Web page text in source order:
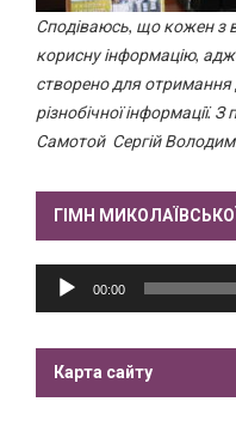
Сподіваюсь, що кожен з
корисну інформацію,
створено для отримання
різнобічної інформації.
Самотой Сергій
ГІМН
Аудіопрогравач
00:00
Карта сайту